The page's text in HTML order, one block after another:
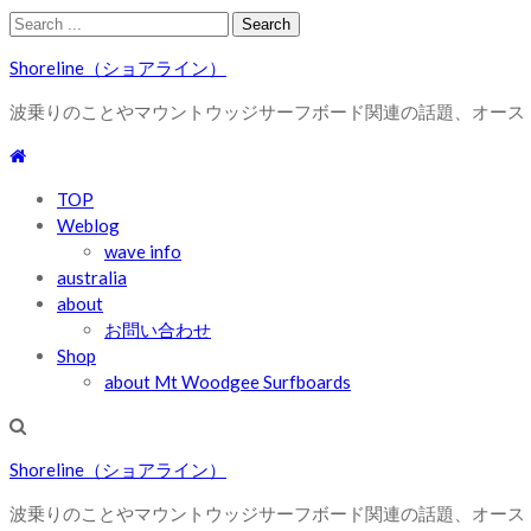
Skip
navigation
Skip
content
Search
Shoreline（ショアライン）
波乗りのことやマウントウッジサーフボード関連の話題、オース
TOP
Weblog
wave info
australia
about
お問い合わせ
Shop
about Mt Woodgee Surfboards
Shoreline（ショアライン）
波乗りのことやマウントウッジサーフボード関連の話題、オース